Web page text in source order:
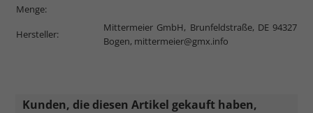
Menge:
Hersteller:
Mittermeier GmbH, Brunfeldstraße, DE 94327
Bogen, mittermeier@gmx.info
Kunden, die diesen Artikel gekauft haben,